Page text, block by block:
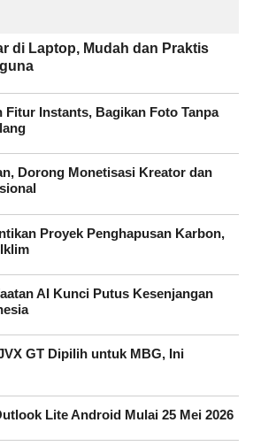
di Laptop, Mudah dan Praktis
Fitur Instants, Bagikan Foto Tanpa
Dorong Monetisasi Kreator dan
Proyek Penghapusan Karbon,
AI Kunci Putus Kesenjangan
GT Dipilih untuk MBG, Ini
Lite Android Mulai 25 Mei 2026